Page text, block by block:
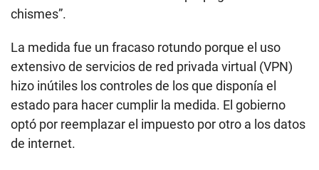
chismes”.
La medida fue un fracaso rotundo porque el uso
extensivo de servicios de red privada virtual (VPN)
hizo inútiles los controles de los que disponía el
estado para hacer cumplir la medida. El gobierno
optó por reemplazar el impuesto por otro a los datos
de internet.